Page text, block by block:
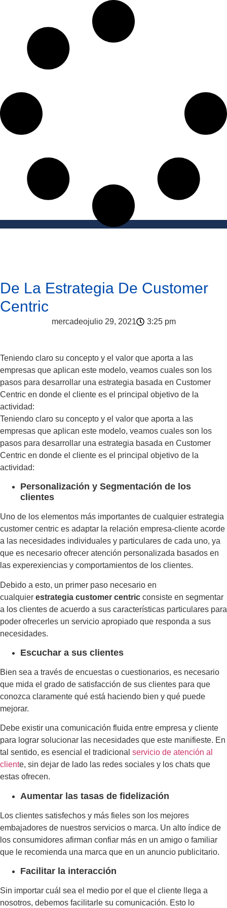
De La Estrategia De Customer
Centric
mercadeojulio 29, 2021 3:25 pm
Teniendo claro su concepto y el valor que aporta a las
empresas que aplican este modelo, veamos cuales son los
pasos para desarrollar una estrategia basada en Customer
Centric en donde el cliente es el principal objetivo de la
actividad:
Teniendo claro su concepto y el valor que aporta a las
empresas que aplican este modelo, veamos cuales son los
pasos para desarrollar una estrategia basada en Customer
Centric en donde el cliente es el principal objetivo de la
actividad:
Personalización y Segmentación de los
clientes
Uno de los elementos más importantes de cualquier estrategia
customer centric es adaptar la relación empresa-cliente acorde
a las necesidades individuales y particulares de cada uno, ya
que es necesario ofrecer atención personalizada basados en
las experexiencias y comportamientos de los clientes.
Debido a esto, un primer paso necesario en
cualquier estrategia customer centric consiste en segmentar
a los clientes de acuerdo a sus características particulares para
poder ofrecerles un servicio apropiado que responda a sus
necesidades.
Escuchar a sus clientes
Bien sea a través de encuestas o cuestionarios, es necesario
que mida el grado de satisfacción de sus clientes para que
conozca claramente qué está haciendo bien y qué puede
mejorar.
Debe existir una comunicación fluida entre empresa y cliente
para lograr solucionar las necesidades que este manifieste. En
tal sentido, es esencial el tradicional servicio de atención al
cliente, sin dejar de lado las redes sociales y los chats que
estas ofrecen.
Aumentar las tasas de fidelización
Los clientes satisfechos y más fieles son los mejores
embajadores de nuestros servicios o marca. Un alto índice de
los consumidores afirman confiar más en un amigo o familiar
que le recomienda una marca que en un anuncio publicitario.
Facilitar la interacción
Sin importar cuál sea el medio por el que el cliente llega a
nosotros, debemos facilitarle su comunicación. Esto lo